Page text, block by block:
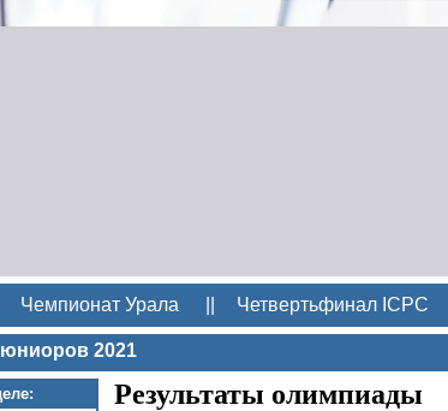
Чемпионат Урала Четвертьфинал ICPC
2021
Результаты олимпиады